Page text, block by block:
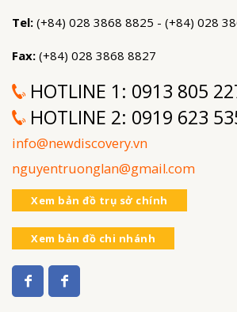
Tel: (+84) 028 3868 8825 - (+84) 028
Fax: (+84) 028 3868 8827
HOTLINE 1: 0913 805
HOTLINE 2: 0919 623
info@newdiscovery.vn
nguyentruonglan@gmail.com
Xem bản đồ trụ sở chính
Xem bản đồ chi nhánh